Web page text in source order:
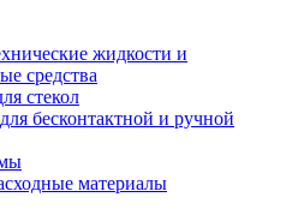
жидкости и
средства
стекол
бесконтактной и ручной
материалы